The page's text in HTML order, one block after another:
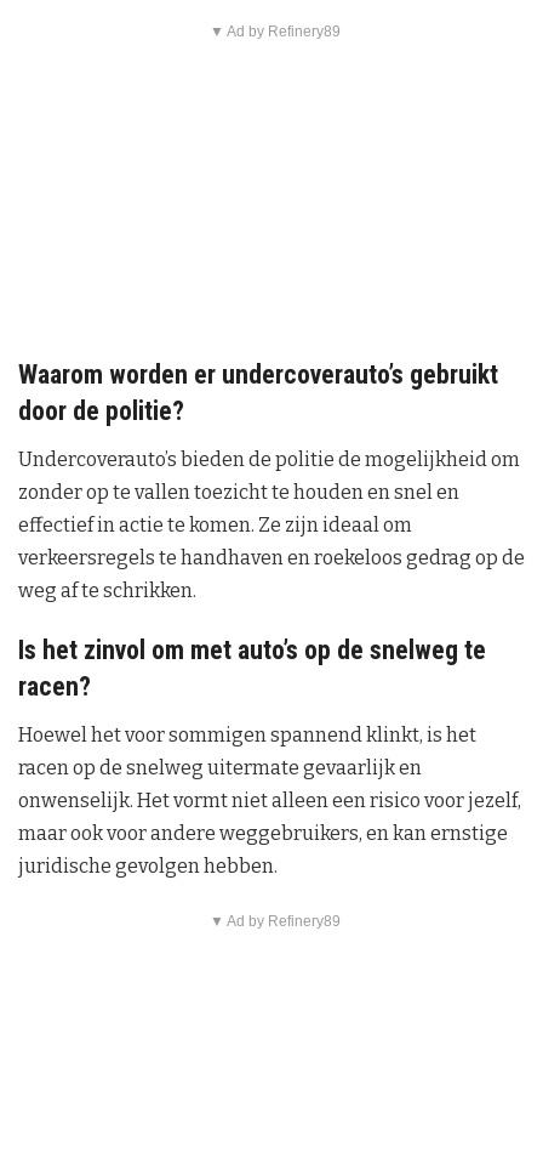
▼ Ad by Refinery89
Waarom worden er undercoverauto’s gebruikt
door de politie?
Undercoverauto’s bieden de politie de mogelijkheid om
zonder op te vallen toezicht te houden en snel en
effectief in actie te komen. Ze zijn ideaal om
verkeersregels te handhaven en roekeloos gedrag op de
weg af te schrikken.
Is het zinvol om met auto’s op de snelweg te
racen?
Hoewel het voor sommigen spannend klinkt, is het
racen op de snelweg uitermate gevaarlijk en
onwenselijk. Het vormt niet alleen een risico voor jezelf,
maar ook voor andere weggebruikers, en kan ernstige
juridische gevolgen hebben.
▼ Ad by Refinery89